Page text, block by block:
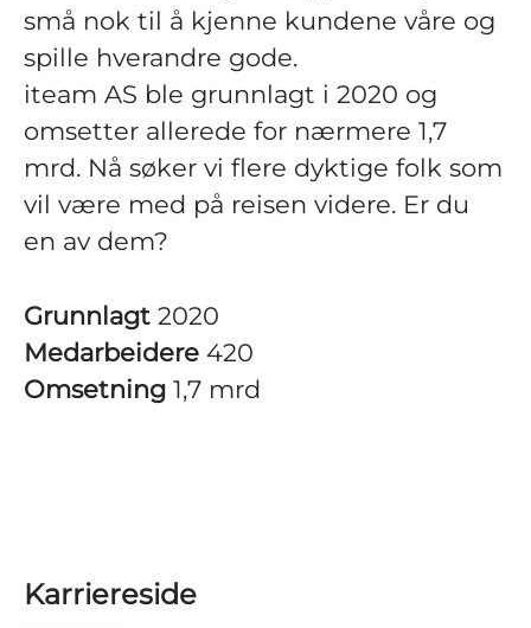
små nok til å kjenne kundene våre og
spille hverandre gode.
iteam AS ble grunnlagt i 2020 og
omsetter allerede for nærmere 1,7
mrd. Nå søker vi flere dyktige folk som
vil være med på reisen videre. Er du
en av dem?
Grunnlagt 2020
Medarbeidere 420
Omsetning 1,7 mrd
Karriereside